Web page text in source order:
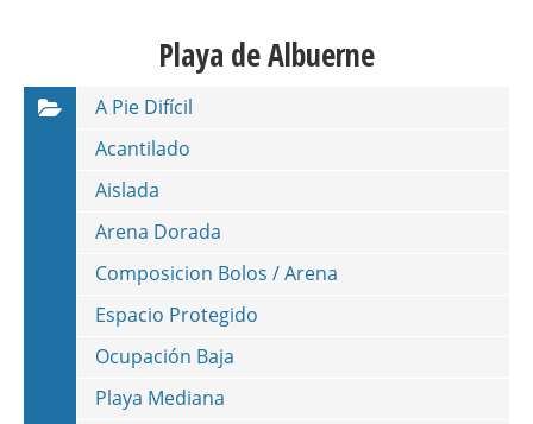
Playa de Albuerne
A Pie Difícil
Acantilado
Aislada
Arena Dorada
Composicion Bolos / Arena
Espacio Protegido
Ocupación Baja
Playa Mediana